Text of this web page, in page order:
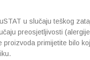
u slučaju teškog
preosjetljivosti
proizvoda primijetite bilo